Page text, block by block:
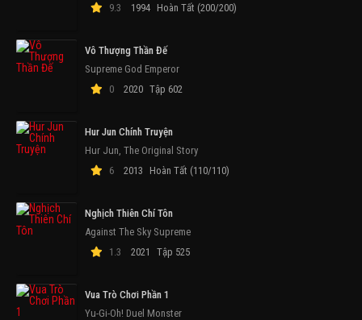
9.3
1994 Hoàn Tất (200/200)
Vô Thượng Thần Đế
Supreme God Emperor
0
2020 Tập 602
Hur Jun Chính Truyện
Hur Jun, The Original Story
6
2013 Hoàn Tất (110/110)
Nghịch Thiên Chí Tôn
Against The Sky Supreme
1.3
2021 Tập 525
Vua Trò Chơi Phần 1
Yu-Gi-Oh! Duel Monster